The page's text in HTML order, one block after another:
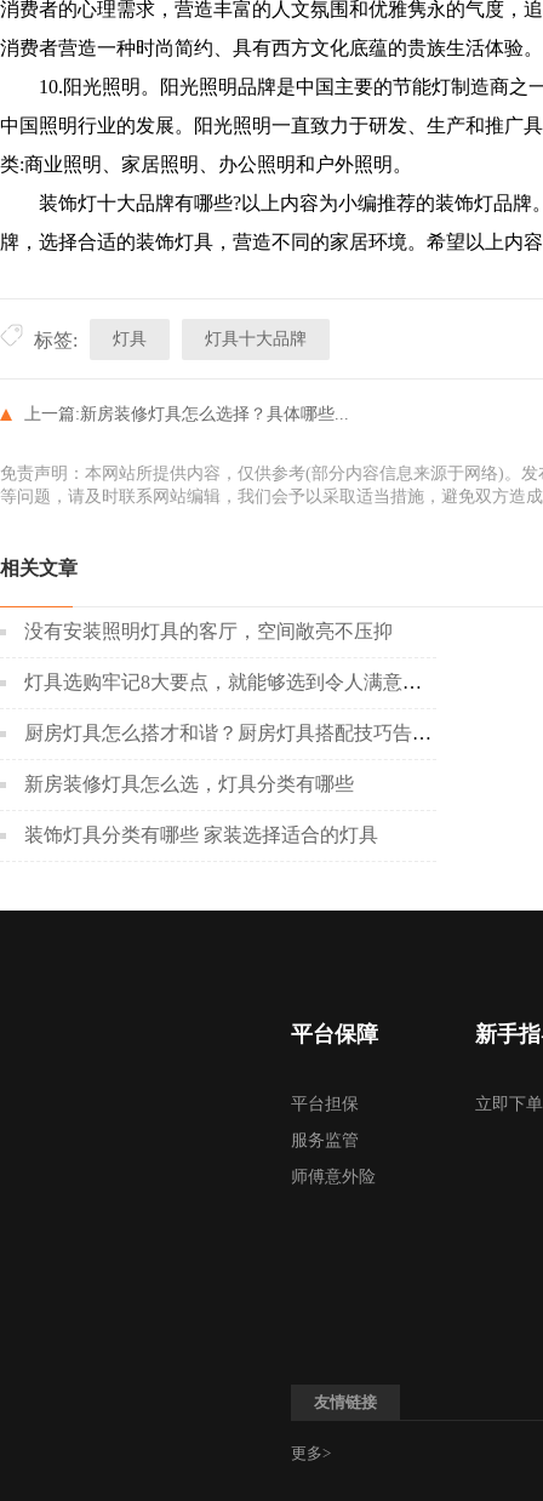
消费者的心理需求，营造丰富的人文氛围和优雅隽永的气度，
消费者营造一种时尚简约、具有西方文化底蕴的贵族生活体验。
10.阳光照明。阳光照明品牌是中国主要的节能灯制造商之
中国照明行业的发展。阳光照明一直致力于研发、生产和推广
类:商业照明、家居照明、办公照明和户外照明。
装饰灯十大品牌有哪些?以上内容为小编推荐的装饰灯品牌
牌，选择合适的装饰灯具，营造不同的家居环境。希望以上内
标签: 灯具 灯具十大品牌
上一篇:新房装修灯具怎么选择？具体哪些...
免责声明：本网站所提供内容，仅供参考(部分内容信息来源于网络)。
等问题，请及时联系网站编辑，我们会予以采取适当措施，避免双方造
相关文章
没有安装照明灯具的客厅，空间敞亮不压抑
灯具选购牢记8大要点，就能够选到令人满意的灯具
厨房灯具怎么搭才和谐？厨房灯具搭配技巧告诉你！
新房装修灯具怎么选，灯具分类有哪些
装饰灯具分类有哪些 家装选择适合的灯具
平台保障
平台担保
服务监管
师傅意外险
新手
立即下单
友情链接
更多>